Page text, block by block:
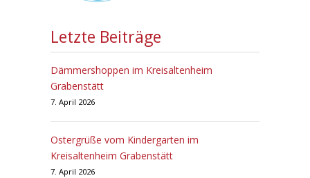
Letzte Beiträge
Dämmershoppen im Kreisaltenheim
Grabenstätt
7. April 2026
Ostergrüße vom Kindergarten im
Kreisaltenheim Grabenstätt
7. April 2026